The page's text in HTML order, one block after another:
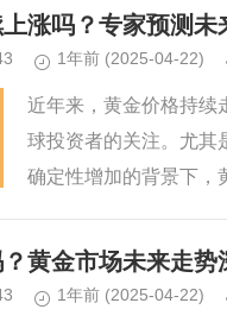
力的持续存在，都为黄
了强劲动力。本文将从
涨吗？专家预测未
1年前 (2025-04-22)
近年来，黄金价格持续
球投资者的关注。尤其
确定性增加的背景下，
会持续上涨？未来又是
本文将从多个角度为您
黄金市场未来走势
1年前 (2025-04-22)